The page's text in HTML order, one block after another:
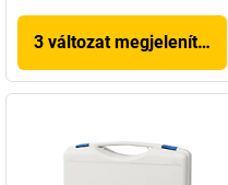
3 változat megjelenítése